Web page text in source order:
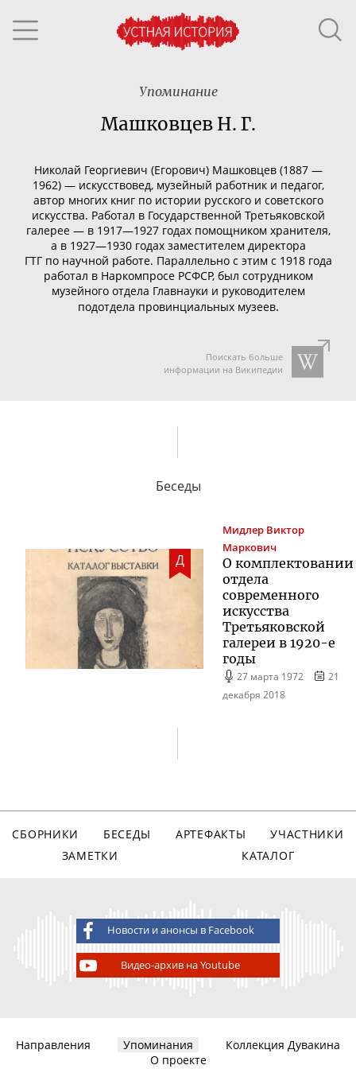
Упоминание
Машковцев Н. Г.
Николай Георгиевич (Егорович) Машковцев(1887—
1962) — искусствовед, музейный работник и педагог,
автор многих книг по истории русского и советского
искусства. Работал в Государственной Третьяковской
галерее— в 1917—1927 годах помощником хранителя,
а в 1927—1930 годах заместителем директора
ГТГ по научной работе. Параллельно с этим с 1918 года
работал в Наркомпросе РСФСР, был сотрудником
музейного отдела Главнауки и руководителем
подотдела провинциальных музеев.
Поискать больше
информации на Википедии
Беседы
Д
Мидлер Виктор
Маркович
О комплектовании
отдела
современного
искусства
Третьяковской
галереи в 1920-е
годы
27 марта 1972
21
декабря 2018
СБОРНИКИ БЕСЕДЫ АРТЕФАКТЫ
УЧАСТНИКИ
ЗАМЕТКИ
КАТАЛОГ
Новости и анонсы в Facebook
Видео-архив на Youtube
Направления Упоминания
Коллекция Дувакина
О проекте